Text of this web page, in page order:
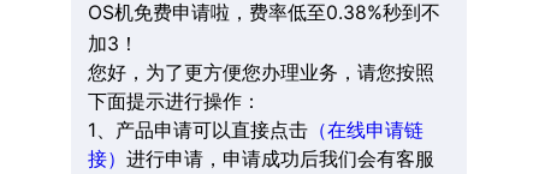
OS机免费申请啦，费率低至0.38%秒到不
加3！
您好，为了更方便您办理业务，请您按照
下面提示进行操作：
1、产品申请可以直接点击（在线申请链
接） 进行申请，申请成功后我们会有客服